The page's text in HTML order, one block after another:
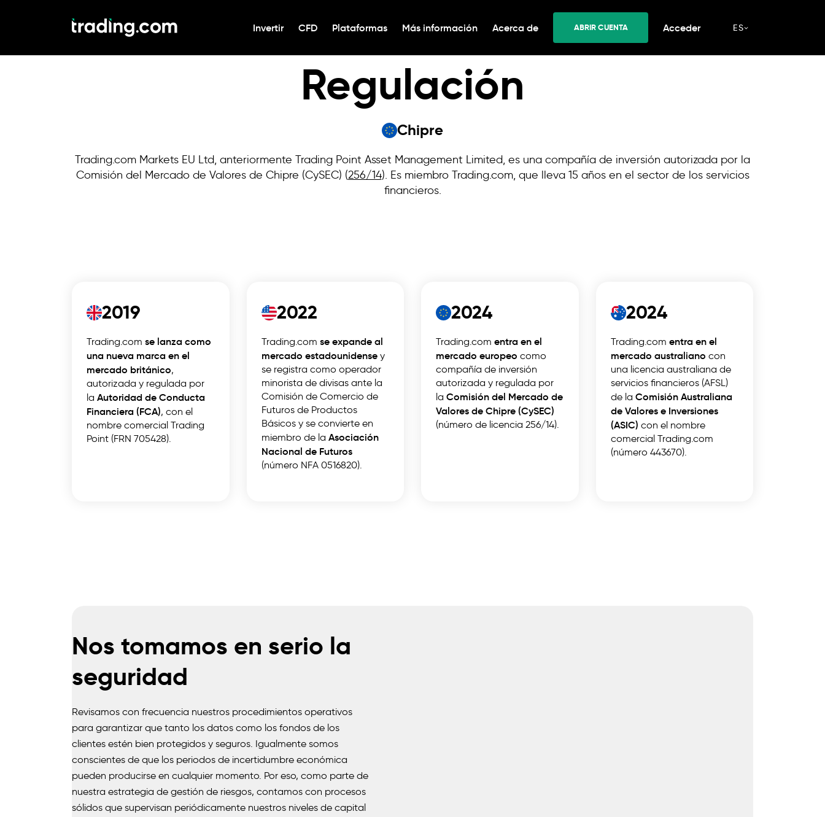
Invertir CFD Plataformas Más información Acerca de ABRIR CUENTA Acceder ES
Regulación
Chipre
Trading.com Markets EU Ltd, anteriormente Trading Point Asset Management Limited, es una compañía de inversión autorizada por la
Comisión del Mercado de Valores de Chipre (CySEC) (256/14). Es miembro Trading.com, que lleva 15 años en el sector de los servicios
financieros.
2019
Trading.com se lanza como
una nueva marca en el
mercado británico,
autorizada y regulada por
la Autoridad de Conducta
Financiera (FCA), con el
nombre comercial Trading
Point (FRN 705428).
2022
Trading.com se expande al
mercado estadounidensey
se registra como operador
minorista de divisas ante la
Comisión de Comercio de
Futuros de Productos
Básicos y se convierte en
miembro de la Asociación
Nacional de Futuros
(número NFA 0516820).
2024
Trading.com entra en el
mercado europeo como
compañía de inversión
autorizada y regulada por
la Comisión del Mercado de
Valores de Chipre (CySEC)
(número de licencia 256/14).
2024
Trading.com entra en el
mercado australiano con
una licencia australiana de
servicios financieros (AFSL)
de la Comisión Australiana
de Valores e Inversiones
(ASIC) con el nombre
comercial Trading.com
(número 443670).
Nos tomamos en serio la
seguridad
Revisamos con frecuencia nuestros procedimientos operativos
para garantizar que tanto los datos como los fondos de los
clientes estén bien protegidos y seguros. Igualmente somos
conscientes de que los periodos de incertidumbre económica
pueden producirse en cualquier momento. Por eso, como parte de
nuestra estrategia de gestión de riesgos, contamos con procesos
sólidos que supervisan periódicamente nuestros niveles de capital